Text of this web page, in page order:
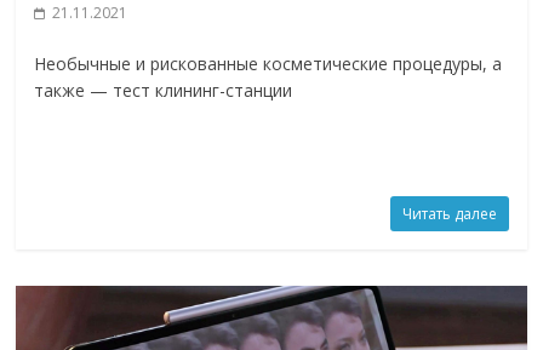
21.11.2021
Необычные и рискованные косметические процедуры, а
также — тест клининг-станции
Читать далее